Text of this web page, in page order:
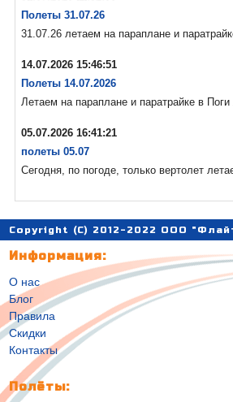
Полеты 31.07.26
31.07.26 летаем на параплане и
14.07.2026 15:46:51
Полеты 14.07.2026
Летаем на параплане и паратрайке в Поги
05.07.2026 16:41:21
полеты 05.07
Сегодня, по погоде, только вертолет
Copyright (C) 2012-2022 ООО
Информация:
О нас
Блог
Правила
Скидки
Контакты
Полёты: